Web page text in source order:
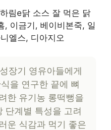
림e닭 소스 잘 먹은 닭
, 이금기, 베이비본죽, 일
엘스, 디아지오
장기 영유아들에게
을 연구한 끝에 뼈
한 유기농 롱떡뻥을
단계별 특성을 고려
운 식감과 먹기 좋은